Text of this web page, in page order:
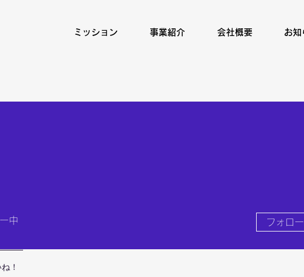
ミッション 事業紹介 会社概要 お知
中 フォロ
！